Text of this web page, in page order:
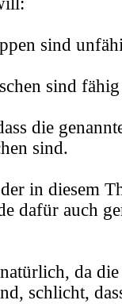
sind
sind
die
sind.
in diesem
dafür auch
da die
schlicht,